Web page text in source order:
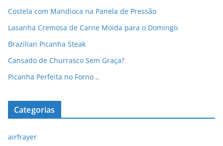
Costela com Mandioca na Panela de Pressão
Lasanha Cremosa de Carne Moída para o Domingo
Brazilian Picanha Steak
Cansado de Churrasco Sem Graça?
Picanha Perfeita no Forno ..
Categorias
airfrayer